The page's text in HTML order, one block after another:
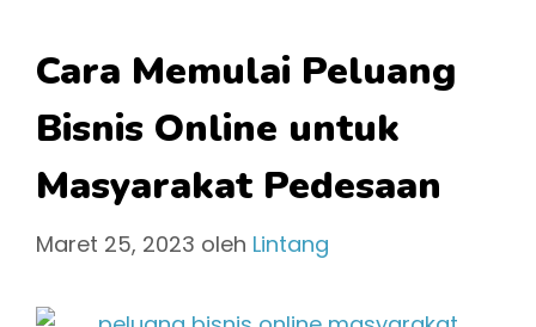
Cara Memulai Peluang
Bisnis Online untuk
Masyarakat Pedesaan
Maret 25, 2023 oleh Lintang